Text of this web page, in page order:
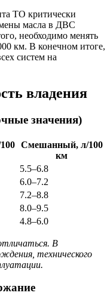
ТО критически
масла в ДВС
необходимо менять
км. В конечном итоге,
систем на
владения
значения)
Смешанный, л/100
км
5.5–6.8
6.0–7.2
7.2–8.8
8.0–9.5
4.8–6.0
В
технического